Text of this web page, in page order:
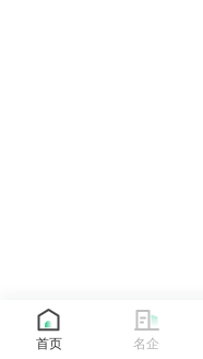
首页 名企